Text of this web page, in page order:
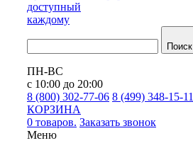
доступный
каждому
Поиск
ПН-ВС
с 10:00 до 20:00
8 (800) 302-77-06 8 (499) 348-15-11
КОРЗИНА
0 товаров. Заказать звонок
Меню